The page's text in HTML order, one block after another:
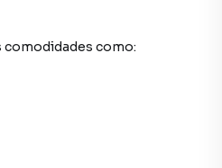
comodidades como: